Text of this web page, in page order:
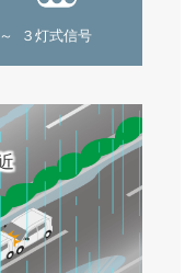
３灯式信号